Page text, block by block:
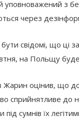
уповноважений з
через
свідомі, що ці
на Польщу буде
Жарин оцінив, що
сприйнятливе до
під сумнів їх